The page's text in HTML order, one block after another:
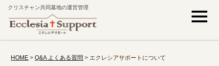
クリスチャン共同墓地の運営管理
HOME >Q&A よくある質問 >エクレシアサポートについて